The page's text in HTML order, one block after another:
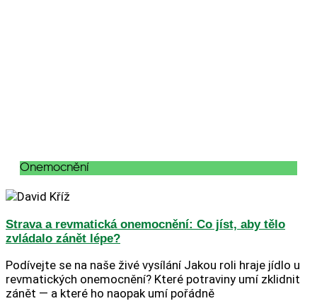
Onemocnění
Strava a revmatická onemocnění: Co jíst, aby tělo
zvládalo zánět lépe?
Podívejte se na naše živé vysílání Jakou roli hraje jídlo u
revmatických onemocnění? Které potraviny umí zklidnit
zánět — a které ho naopak umí pořádně